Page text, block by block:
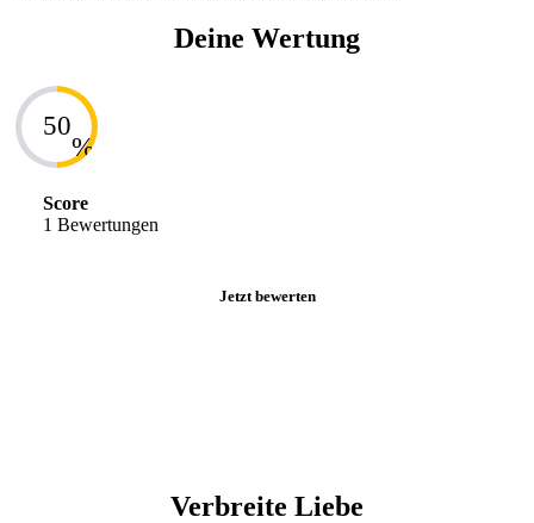
Deine Wertung
50
%
Score
1 Bewertungen
Jetzt bewerten
Verbreite Liebe